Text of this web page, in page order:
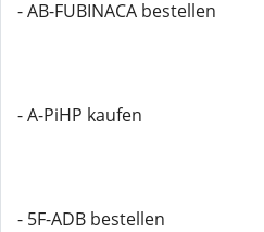
- AB-FUBINACA bestellen
- A-PiHP kaufen
- 5F-ADB bestellen